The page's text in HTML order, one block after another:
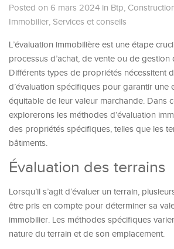
Posted on 6 mars 2024 in Btp,
Immobilier, Services et conseils
L’évaluation immobilière est une étape
processus d’achat, de vente ou de
Différents types de propriétés nécessitent
d’évaluation spécifiques pour garantir une
équitable de leur valeur marchande. Dans
explorerons les méthodes d’évaluation
des propriétés spécifiques, telles que les
bâtiments.
Évaluation des terrains
Lorsqu’il s’agit d’évaluer un terrain,
être pris en compte pour déterminer sa
immobilier. Les méthodes spécifiques
nature du terrain et de son emplacement.